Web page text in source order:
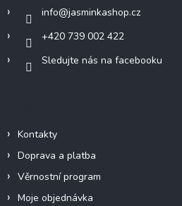
info@jasminkashop.cz
+420 739 002 422
Sledujte nás na facebooku
Kontakty
Doprava a platba
Věrnostní program
Moje objednávka